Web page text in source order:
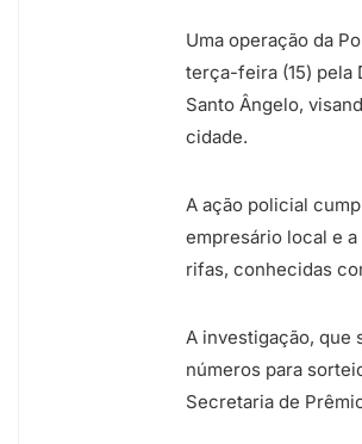
Uma operação da
terça-feira (15) pela
Santo Ângelo,
cidade.
A ação policial
empresário local e
rifas, conhecidas
A investigação, que
números para
Secretaria de